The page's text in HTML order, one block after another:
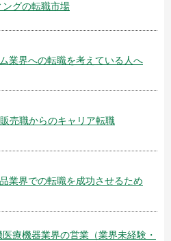
ングの転職市場
業界への転職を考えている人へ
販売職からのキャリア転職
業界での転職を成功させるため
医療機器業界の営業（業界未経験・